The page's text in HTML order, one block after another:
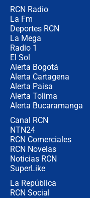
RCN Radio
La Fm
Deportes RCN
La Mega
Radio 1
El Sol
Alerta Bogotá
Alerta Cartagena
Alerta Paisa
Alerta Tolima
Alerta Bucaramanga
Canal RCN
NTN24
RCN Comerciales
RCN Novelas
Noticias RCN
SuperLike
La República
RCN Social